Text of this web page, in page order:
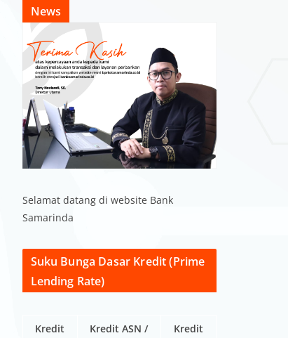
News
Selamat datang di website Bank
Samarinda
Suku Bunga Dasar Kredit (Prime
Lending Rate)
Kredit
Kredit ASN /
Kredit